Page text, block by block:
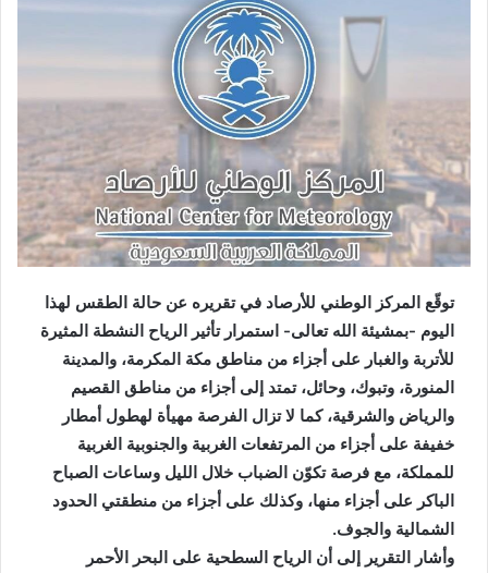
توقّع المركز الوطني للأرصاد في تقريره عن حالة الطقس لهذا
اليوم -بمشيئة الله تعالى- استمرار تأثير الرياح النشطة المثيرة
للأتربة والغبار على أجزاء من مناطق مكة المكرمة، والمدينة
المنورة، وتبوك، وحائل، تمتد إلى أجزاء من مناطق القصيم
والرياض والشرقية، كما لا تزال الفرصة مهيأة لهطول أمطار
خفيفة على أجزاء من المرتفعات الغربية والجنوبية الغربية
للمملكة، مع فرصة تكوّن الضباب خلال الليل وساعات الصباح
الباكر على أجزاء منها، وكذلك على أجزاء من منطقتي الحدود
الشمالية والجوف.
وأشار التقرير إلى أن الرياح السطحية على البحر الأحمر